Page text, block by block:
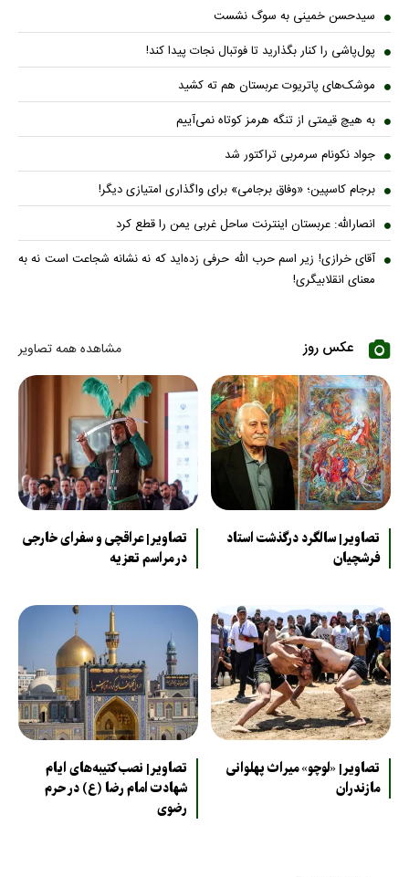
سیدحسن خمینی به سوگ نشست
پول‌پاشی را کنار بگذارید تا فوتبال نجات پیدا کند!
موشک‌های پاتریوت عربستان هم ته‌ کشید
به هیچ قیمتی از تنگه هرمز کوتاه نمی‌آییم
جواد نکونام سرمربی تراکتور شد
برجام کاسپین؛ «وفاق برجامی» برای واگذاری امتیازی دیگر!
انصارالله: عربستان اینترنت ساحل غربی یمن را قطع کرد
آقای خرازی! زیر اسم حرب الله حرفی زده‌اید که نه نشانه شجاعت است نه به
معنای انقلابیگری!
عکس روز مشاهده همه تصاویر
تصاویر| سالگرد درگذشت استاد
فرشچیان
تصاویر| عراقچی و سفرای خارجی
در مراسم تعزیه
تصاویر| «لوچو» میراث پهلوانی
مازندران
تصاویر| نصب کتیبه‌های ایام
شهادت امام رضا (ع) در حرم
رضوی